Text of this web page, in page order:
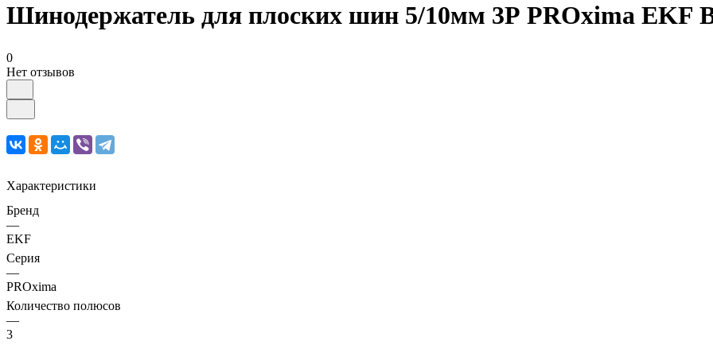
Шинодержатель для плоских шин 5/10мм 3Р PROxima EKF
0
Нет отзывов
Характеристики
Бренд
—
EKF
Серия
—
PROxima
Количество полюсов
—
3